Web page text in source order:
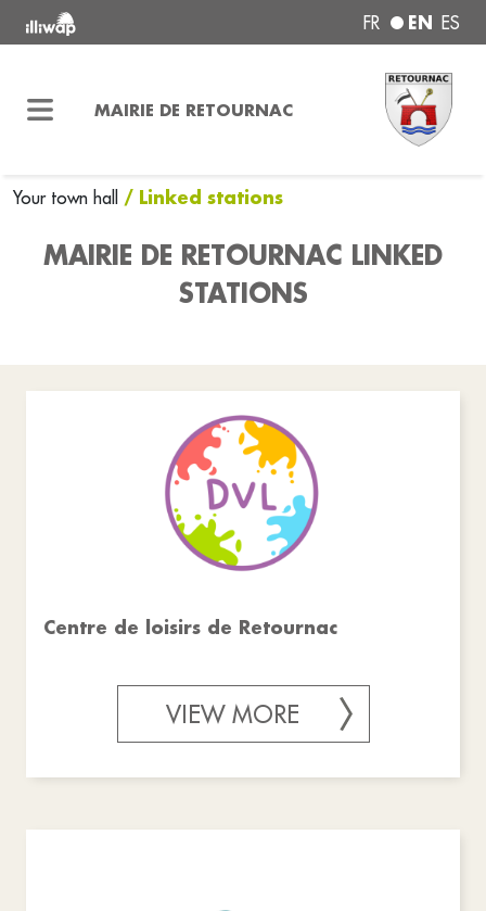
FR EN ES
MAIRIE DE RETOURNAC
Your town hall / Linked stations
MAIRIE DE RETOURNAC LINKED
STATIONS
Centre de loisirs de Retournac
VIEW MORE